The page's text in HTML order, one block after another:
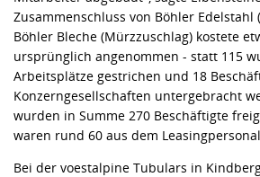
Zusammenschluss von Böhler Edelstahl
Böhler Bleche (Mürzzuschlag) kostete
ursprünglich angenommen - statt 115
Arbeitsplätze gestrichen und 18
Konzerngesellschaften untergebracht
wurden in Summe 270 Beschäftigte
waren rund 60 aus dem
Bei der voestalpine Tubulars in